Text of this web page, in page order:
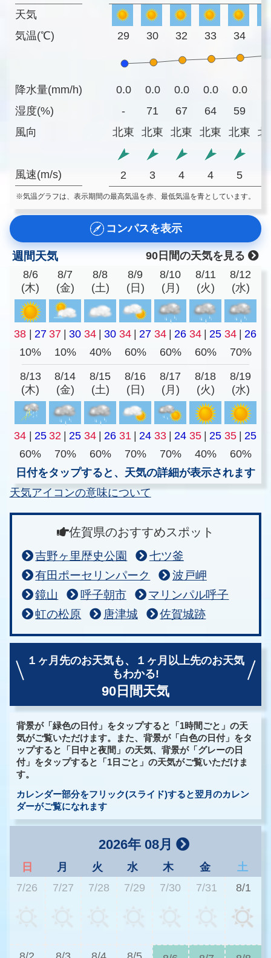
天気
気温(℃)
降水量(mm/h)
湿度(%)
風向
風速(m/s)
29 30 32 33 34
0.0 0.0 0.0 0.0 0.0
-
71 67 64 59
北東
北東 北東 北東 北東 北
2 3 4 4 5
※気温グラフは、表示期間の最高気温を赤、最低気温を青としています。
コンパスを表示
週間天気
90日間の天気を見る
8/6
(木)
8/7
(金)
8/8
(土)
8/9
(日)
8/10
(月)
8/11
(火)
8/12
(水)
38 27 37 30 34 30 34 27 34 26 34 25 34
26
10%
10% 40% 60% 60% 60% 70%
8/13
(木)
8/14
(金)
8/15
(土)
8/16
(日)
8/17
(月)
8/18
(火)
8/19
(水)
34 25 32 25 34 26 31 24 33 24 35 25 35
25
60%
70% 60% 70% 70% 40%
60%
日付をタップすると、天気の詳細が表示されます
天気アイコンの意味について
佐賀県のおすすめスポット
吉野ヶ里歴史公園
七ツ釜
有田ポーセリンパーク
波戸岬
鏡山
呼子朝市
マリンパル呼子
虹の松原
唐津城 佐賀城跡
１ヶ月先のお天気も、
１ヶ月以上先のお天気
もわかる!
90日間天気
背景が「緑色の日付」をタップすると「1時間ごと」の天
気がご覧いただけます。また、背景が「白色の日付」をタ
ップすると「日中と夜間」の天気、背景が「グレーの日
付」をタップすると「1日ごと」の天気がご覧いただけま
す。
カレンダー部分をフリック(スライド)すると翌月のカレン
ダーがご覧になれます
2026年 08月
日 月 火 水 木 金
土
7/26
7/27 7/28 7/29 7/30 7/31 8/1